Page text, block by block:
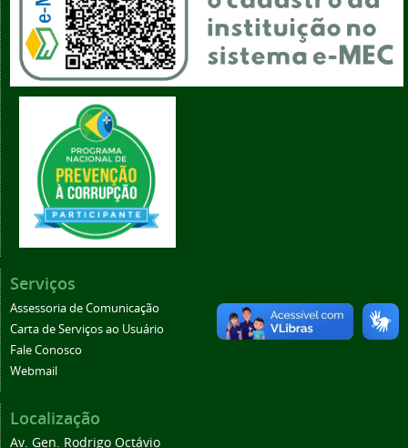
Serviços
Assessoria de Comunicação
Carta de Serviços ao Usuário
Fale Conosco
Webmail
Localização
Av. Gen. Rodrigo Octávio